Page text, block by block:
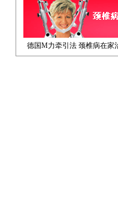
德国M力牵引法 颈椎病在家